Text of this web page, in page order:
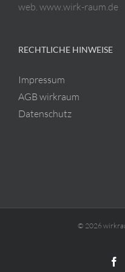
web. www.wirk-raum.de
RECHTLICHE HINWEISE
Impressum
AGB wirkraum
Datenschutz
© 2026